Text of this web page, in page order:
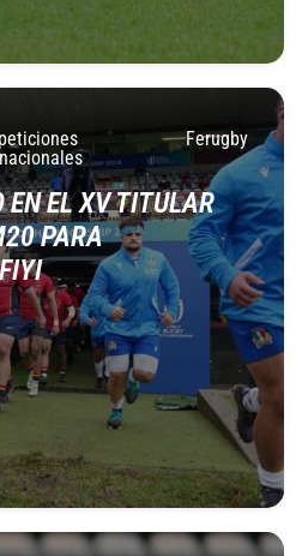
Ferugby
EN EL XV TITULAR
PARA